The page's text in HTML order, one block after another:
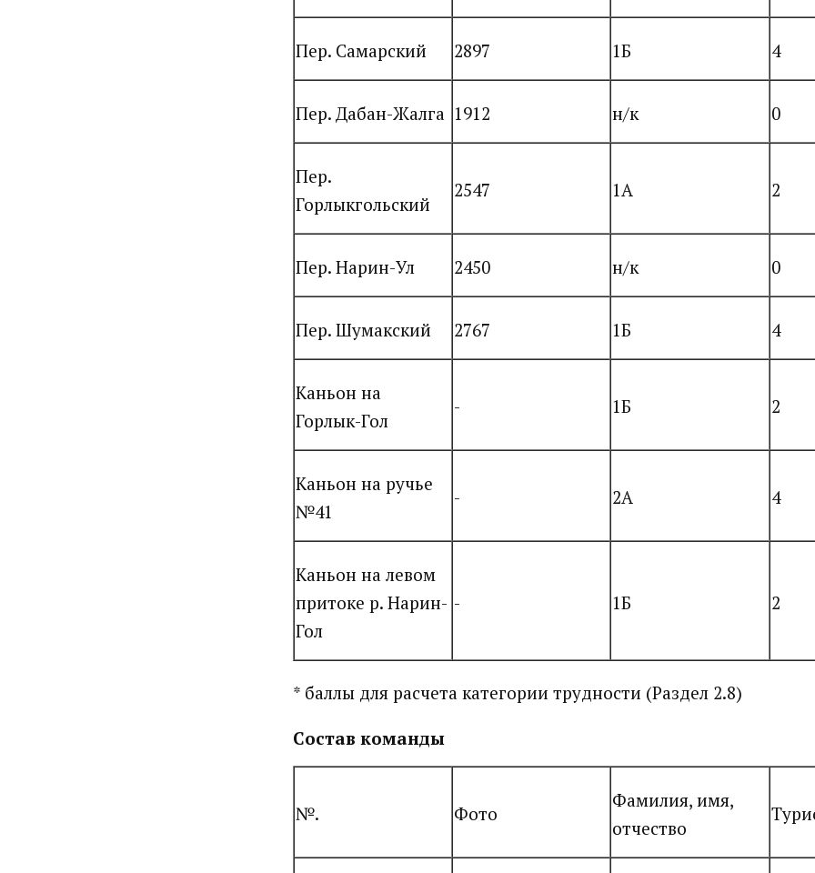
Пер. Самарский 2897 1Б 4
Пер. Дабан-Жалга 1912 н/к 0
Пер.
Горлыкгольский
2547 1А 2
Пер. Нарин-Ул 2450 н/к 0
Пер. Шумакский 2767 1Б 4
Каньон на
Горлык-Гол
- 1Б 2
Каньон на ручье
№41
- 2А 4
Каньон на левом
притоке р. Нарин-
Гол
- 1Б 2
* баллы для расчета категории трудности (Раздел 2.8)
Состав команды
№. Фото
Фамилия, имя,
отчество